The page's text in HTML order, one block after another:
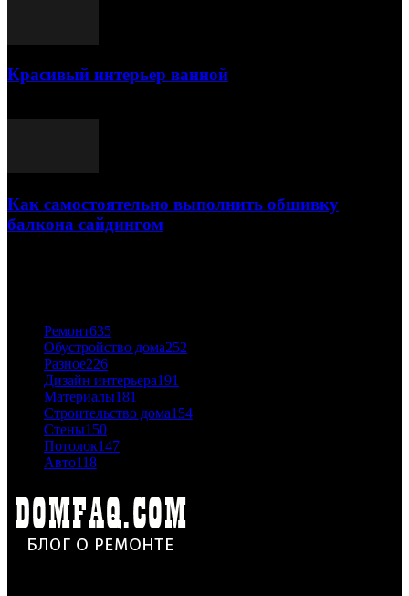
Красивый интерьер ванной
Как самостоятельно выполнить обшивку
балкона сайдингом
Ремонт635
Обустройство дома252
Разное226
Дизайн интерьера191
Материалы181
Строительство дома154
Стены150
Потолок147
Авто118